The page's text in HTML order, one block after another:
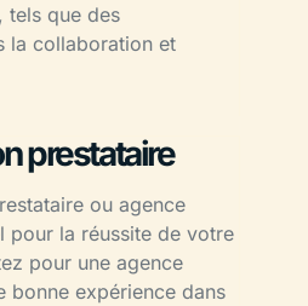
tels que des
la collaboration et
prestataire
ou agence
pour la réussite de votre
pour une agence
bonne expérience dans